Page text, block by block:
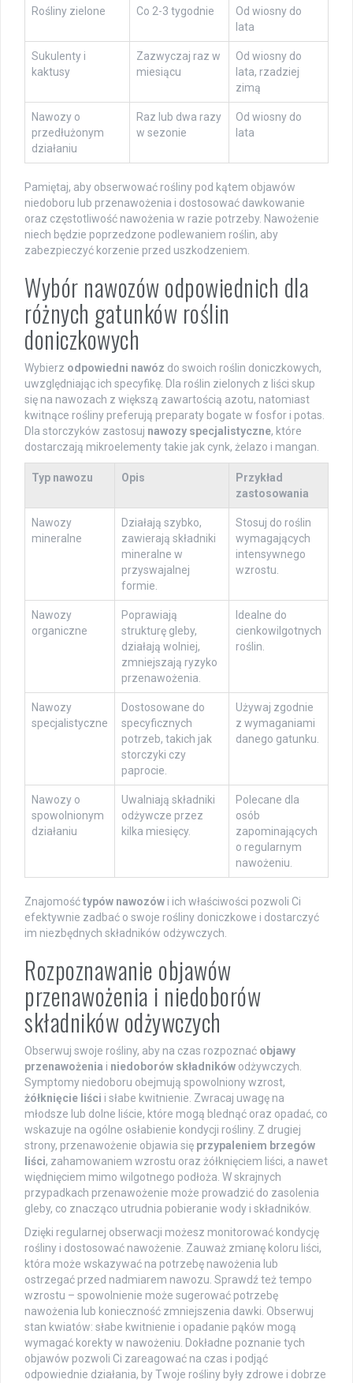
Rośliny zielone Co 2-3 tygodnie
Od wiosny do
lata
Sukulenty i
kaktusy
Zazwyczaj raz w
miesiącu
Od wiosny do
lata, rzadziej
zimą
Nawozy o
przedłużonym
działaniu
Raz lub dwa razy
w sezonie
Od wiosny do
lata
Pamiętaj, aby obserwować rośliny pod kątem objawów
niedoboru lub przenawożenia i dostosować dawkowanie
oraz częstotliwość nawożenia w razie potrzeby. Nawożenie
niech będzie poprzedzone podlewaniem roślin, aby
zabezpieczyć korzenie przed uszkodzeniem.
Wybór nawozów odpowiednich dla
różnych gatunków roślin
doniczkowych
Wybierz odpowiedni nawóz do swoich roślin doniczkowych,
uwzględniając ich specyfikę. Dla roślin zielonych z liści skup
się na nawozach z większą zawartością azotu, natomiast
kwitnące rośliny preferują preparaty bogate w fosfor i potas.
Dla storczyków zastosuj nawozy specjalistyczne, które
dostarczają mikroelementy takie jak cynk, żelazo i mangan.
Typ nawozu Opis
Przykład
zastosowania
Nawozy
mineralne
Działają szybko,
zawierają składniki
mineralne w
przyswajalnej
formie.
Stosuj do roślin
wymagających
intensywnego
wzrostu.
Nawozy
organiczne
Poprawiają
strukturę gleby,
działają wolniej,
zmniejszają ryzyko
przenawożenia.
Idealne do
cienkowilgotnych
roślin.
Nawozy
specjalistyczne
Dostosowane do
specyficznych
potrzeb, takich jak
storczyki czy
paprocie.
Używaj zgodnie
z wymaganiami
danego gatunku.
Nawozy o
spowolnionym
działaniu
Uwalniają składniki
odżywcze przez
kilka miesięcy.
Polecane dla
osób
zapominających
o regularnym
nawożeniu.
Znajomośćtypów nawozów i ich właściwości pozwoli Ci
efektywnie zadbać o swoje rośliny doniczkowe i dostarczyć
im niezbędnych składników odżywczych.
Rozpoznawanie objawów
przenawożenia i niedoborów
składników odżywczych
Obserwuj swoje rośliny, aby na czas rozpoznać objawy
przenawożenia i niedoborów składników odżywczych.
Symptomy niedoboru obejmują spowolniony wzrost,
żółknięcie liści i słabe kwitnienie. Zwracaj uwagę na
młodsze lub dolne liście, które mogą blednąć oraz opadać, co
wskazuje na ogólne osłabienie kondycji rośliny. Z drugiej
strony, przenawożenie objawia się przypaleniem brzegów
liści, zahamowaniem wzrostu oraz żółknięciem liści, a nawet
więdnięciem mimo wilgotnego podłoża. W skrajnych
przypadkach przenawożenie może prowadzić do zasolenia
gleby, co znacząco utrudnia pobieranie wody i składników.
Dzięki regularnej obserwacji możesz monitorować kondycję
rośliny i dostosować nawożenie. Zauważ zmianę koloru liści,
która może wskazywać na potrzebę nawożenia lub
ostrzegać przed nadmiarem nawozu. Sprawdź też tempo
wzrostu – spowolnienie może sugerować potrzebę
nawożenia lub konieczność zmniejszenia dawki. Obserwuj
stan kwiatów: słabe kwitnienie i opadanie pąków mogą
wymagać korekty w nawożeniu. Dokładne poznanie tych
objawów pozwoli Ci zareagować na czas i podjąć
odpowiednie działania, by Twoje rośliny były zdrowe i dobrze